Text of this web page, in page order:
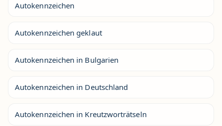
Autokennzeichen
Autokennzeichen geklaut
Autokennzeichen in Bulgarien
Autokennzeichen in Deutschland
Autokennzeichen in Kreutzworträtseln